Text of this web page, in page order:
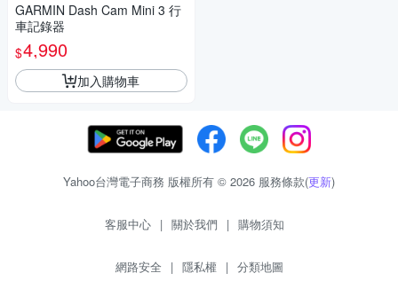
GARMIN Dash Cam Mini 3 行
車記錄器
$4,990
加入購物車
Yahoo台灣電子商務 版權所有 © 2026 服務條款(更新)
客服中心 | 關於我們 | 購物須知
網路安全 | 隱私權 | 分類地圖